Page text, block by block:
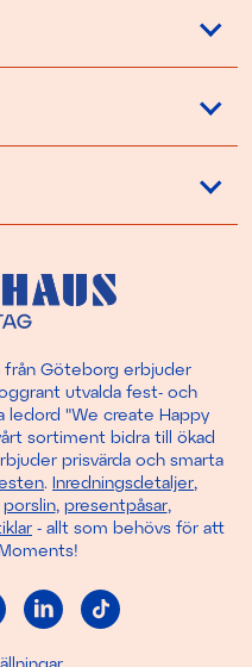
från Göteborg erbjuder
utvalda fest- och
ledord "We create Happy
sortiment bidra till ökad
prisvärda och smarta
. Inredningsdetaljer,
porslin, presentpåsar,
- allt som behövs för att